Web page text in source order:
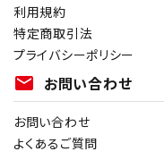
利用規約
特定商取引法
プライバシーポリシー
mail お問い合わせ
お問い合わせ
よくあるご質問